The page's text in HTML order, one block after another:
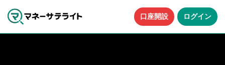
口座開設 ログイン